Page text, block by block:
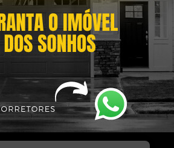
Minha Casa Minha Vida:
Sim